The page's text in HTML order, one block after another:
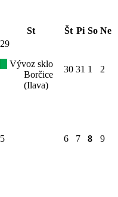
St Št Pi So Ne
29
Vývoz sklo
Borčice
(Ilava)
30 31 1 2
5 6 7 8 9